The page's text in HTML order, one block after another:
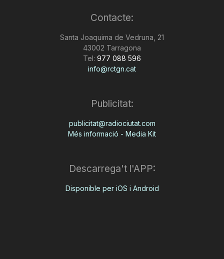
Contacte:
Santa Joaquima de Vedruna, 21
43002 Tarragona
Tel: 977 088 596
info@rctgn.cat
Publicitat:
publicitat@radiociutat.com
Més informació - Media Kit
Descarrega't l'APP:
Disponible per iOS i Android